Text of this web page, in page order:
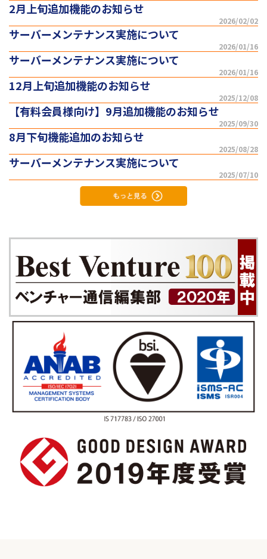
2月上旬追加機能のお知らせ
2026/02/02
サーバーメンテナンス実施について
2026/01/16
サーバーメンテナンス実施について
2026/01/16
12月上旬追加機能のお知らせ
2025/12/08
【有料会員様向け】9月追加機能のお知らせ
2025/09/30
8月下旬機能追加のお知らせ
2025/08/28
サーバーメンテナンス実施について
2025/07/10